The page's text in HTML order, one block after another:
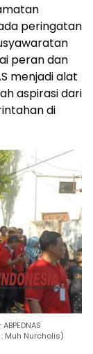
peringatan
peran dan
menjadi alat
aspirasi dari
di
Muh Nurcholis)